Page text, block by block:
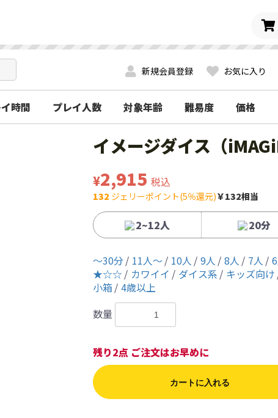
新規会員登録 お気に入り
時間 プレイ人数 対象年齢 難易度 価格
イメージダイス（
¥2,915 税込
132 ジェリーポイント(5％還元)￥132相当
2~12人 20分
〜30分 11人〜 10人 9人 8人 7人
★☆☆
カワイイ ダイス系 キッズ向け
小箱 4歳以上
数量
残り2点 ご注文はお早めに
カートに入れる